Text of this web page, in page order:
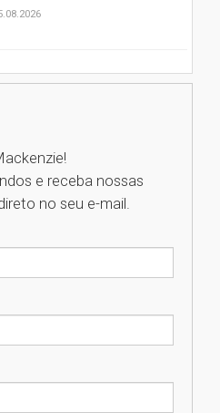
Mackenzie
discute desafios
tecnologias em
do segundo semestre
e receba nossas
no seu e-mail.